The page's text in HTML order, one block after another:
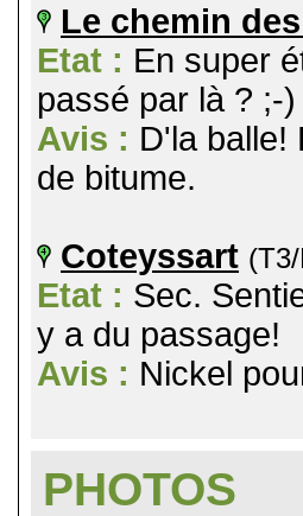
Le chemin
Etat : En super
passé par là ? ;-)
Avis : D'la balle!
de bitume.
Coteyssart
Etat : Sec.
y a du passage!
Avis : Nickel
PHOTOS